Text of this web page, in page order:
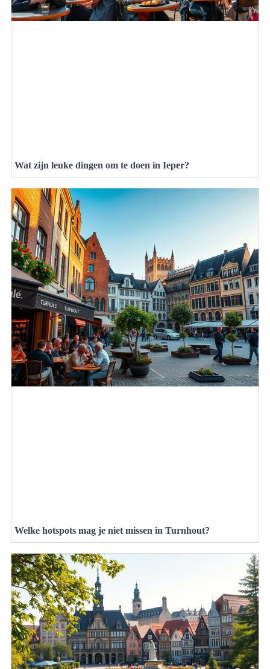
Wat zijn leuke dingen om te doen in Ieper?
Welke hotspots mag je niet missen in Turnhout?